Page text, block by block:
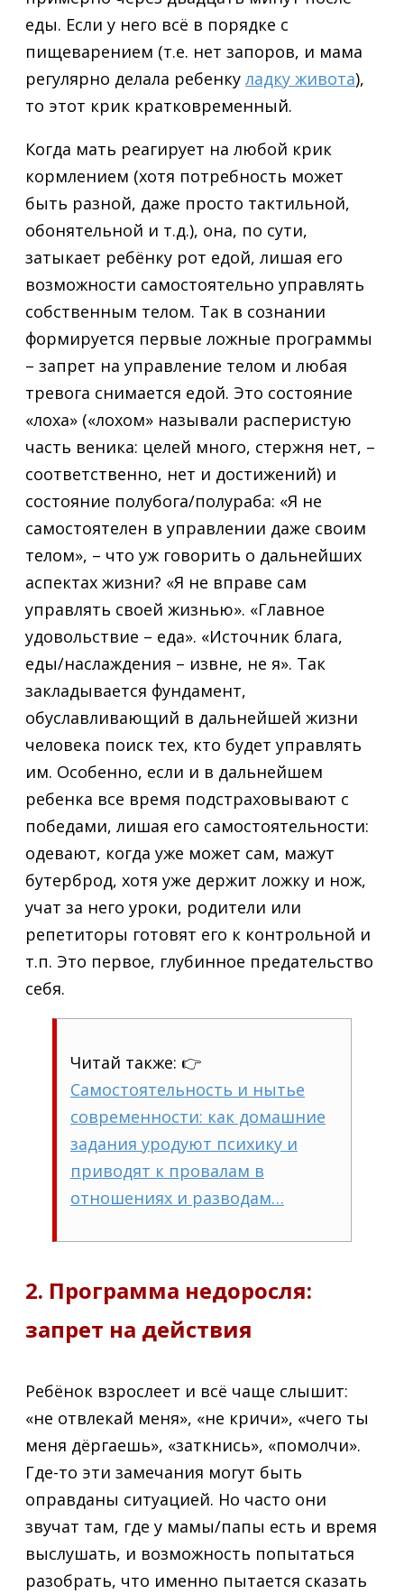
еды. Если у него всё в порядке с
пищеварением (т.е. нет запоров, и мама
регулярно делала ребенку ладку живота),
то этот крик кратковременный.
Когда мать реагирует на любой крик
кормлением (хотя потребность может
быть разной, даже просто тактильной,
обонятельной и т.д.), она, по сути,
затыкает ребёнку рот едой, лишая его
возможности самостоятельно управлять
собственным телом. Так в сознании
формируется первые ложные программы
– запрет на управление телом и любая
тревога снимается едой. Это состояние
«лоха» («лохом» называли расперистую
часть веника: целей много, стержня нет, –
соответственно, нет и достижений) и
состояние полубога/полураба: «Я не
самостоятелен в управлении даже своим
телом», – что уж говорить о дальнейших
аспектах жизни? «Я не вправе сам
управлять своей жизнью». «Главное
удовольствие – еда». «Источник блага,
еды/наслаждения – извне, не я». Так
закладывается фундамент,
обуславливающий в дальнейшей жизни
человека поиск тех, кто будет управлять
им. Особенно, если и в дальнейшем
ребенка все время подстраховывают с
победами, лишая его самостоятельности:
одевают, когда уже может сам, мажут
бутерброд, хотя уже держит ложку и нож,
учат за него уроки, родители или
репетиторы готовят его к контрольной и
т.п. Это первое, глубинное предательство
себя.
Читай также: 👉
Самостоятельность и нытье
современности: как домашние
задания уродуют психику и
приводят к провалам в
отношениях и разводам…
2. Программа недоросля:
запрет на действия
Ребёнок взрослеет и всё чаще слышит:
«не отвлекай меня», «не кричи», «чего ты
меня дёргаешь», «заткнись», «помолчи».
Где-то эти замечания могут быть
оправданы ситуацией. Но часто они
звучат там, где у мамы/папы есть и время
выслушать, и возможность попытаться
разобрать, что именно пытается сказать